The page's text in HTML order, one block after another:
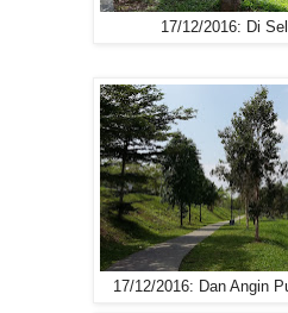
17/12/2016: Di
17/12/2016: Dan Angin